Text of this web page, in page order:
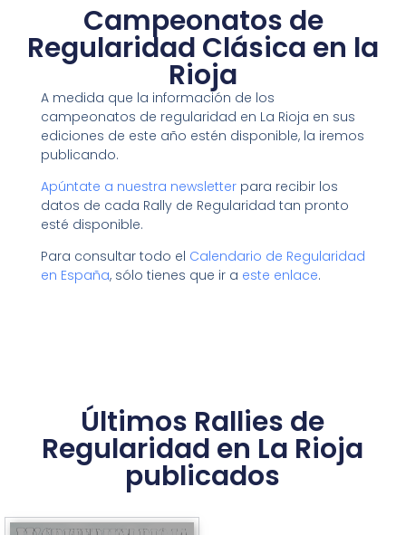
Campeonatos de
Regularidad Clásica en la
Rioja
A medida que la información de los
campeonatos de regularidad en La Rioja en sus
ediciones de este año estén disponible, la iremos
publicando.
Apúntate a nuestra newsletterpara recibir los
datos de cada Rally de Regularidad tan pronto
esté disponible.
Para consultar todo el Calendario de Regularidad
en España, sólo tienes que ir a este enlace.
Últimos Rallies de
Regularidad en La Rioja
publicados